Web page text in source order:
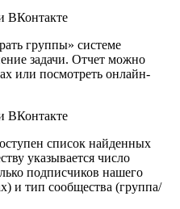
группы» системе
задачи. Отчет можно
или посмотреть онлайн-
список найденных
указывается число
подписчиков нашего
и тип сообщества (группа/